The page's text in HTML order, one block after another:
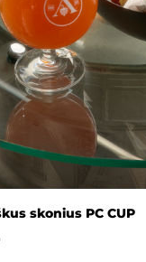
skonius PC CUP